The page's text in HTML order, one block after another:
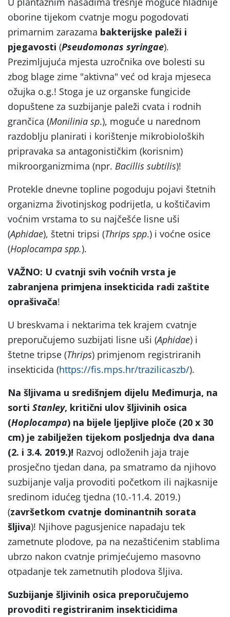
oborine tijekom cvatnje mogu pogodovati
primarnim zarazama bakterijske paleži i
pjegavosti (Pseudomonas syringae).
Prezimljujuća mjesta uzročnika ove bolesti su
zbog blage zime "aktivna" već od kraja mjeseca
ožujka o.g.! Stoga je uz organske fungicide
dopuštene za suzbijanje paleži cvata i rodnih
grančica (Monilinia sp.), moguće u narednom
razdoblju planirati i korištenje mikrobioloških
pripravaka sa antagonističkim (korisnim)
mikroorganizmima (npr. Bacillis subtilis)!
Protekle dnevne topline pogoduju pojavi štetnih
organizma životinjskog podrijetla, u koštičavim
voćnim vrstama to su najčešće lisne uši
(Aphidae), štetni tripsi (Thrips spp.) i voćne osice
(Hoplocampa spp.).
VAŽNO: U cvatnji svih voćnih vrsta je
zabranjena primjena insekticida radi zaštite
oprašivača!
U breskvama i nektarima tek krajem cvatnje
preporučujemo suzbijati lisne uši (Aphidae) i
štetne tripse (Thrips) primjenom registriranih
insekticida (https://fis.mps.hr/trazilicaszb/).
Na šljivama u središnjem dijelu Međimurja, na
sorti Stanley, kritični ulov šljivinih osica
(Hoplocampa) na bijele ljepljive ploče (20 x 30
cm) je zabilježen tijekom posljednja dva dana
(2. i 3.4. 2019.)! Razvoj odloženih jaja traje
prosječno tjedan dana, pa smatramo da njihovo
suzbijanje valja provoditi početkom ili najkasnije
sredinom idućeg tjedna (10.-11.4. 2019.)
(završetkom cvatnje dominantnih sorata
šljiva)! Njihove pagusjenice napadaju tek
zametnute plodove, pa na nezaštićenim stablima
ubrzo nakon cvatnje primjećujemo masovno
otpadanje tek zametnutih plodova šljiva.
Suzbijanje šljivinih osica preporučujemo
provoditi registriranim insekticidima